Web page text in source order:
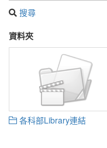
搜尋
資料夾
各科部Library連結